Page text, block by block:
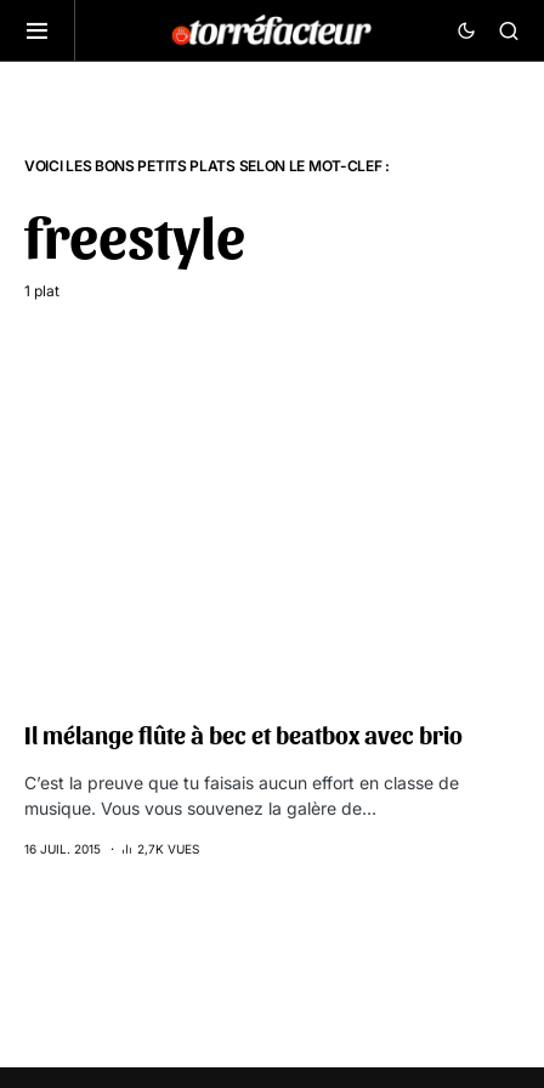
VOICI LES BONS PETITS PLATS SELON LE MOT-CLEF :
freestyle
1 plat
Il mélange flûte à bec et beatbox avec brio
C’est la preuve que tu faisais aucun effort en classe de
musique. Vous vous souvenez la galère de…
16 JUIL. 2015 2,7K VUES